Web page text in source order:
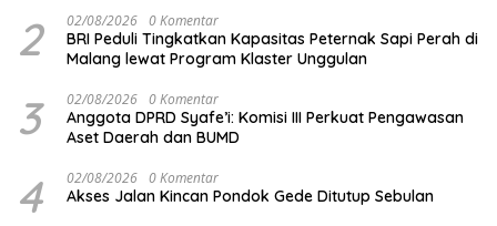
2 02/08/2026 0 Komentar
BRI Peduli Tingkatkan Kapasitas Peternak Sapi Perah di
Malang lewat Program Klaster Unggulan
3 02/08/2026 0 Komentar
Anggota DPRD Syafe’i: Komisi III Perkuat Pengawasan
Aset Daerah dan BUMD
4 02/08/2026 0 Komentar
Akses Jalan Kincan Pondok Gede Ditutup Sebulan